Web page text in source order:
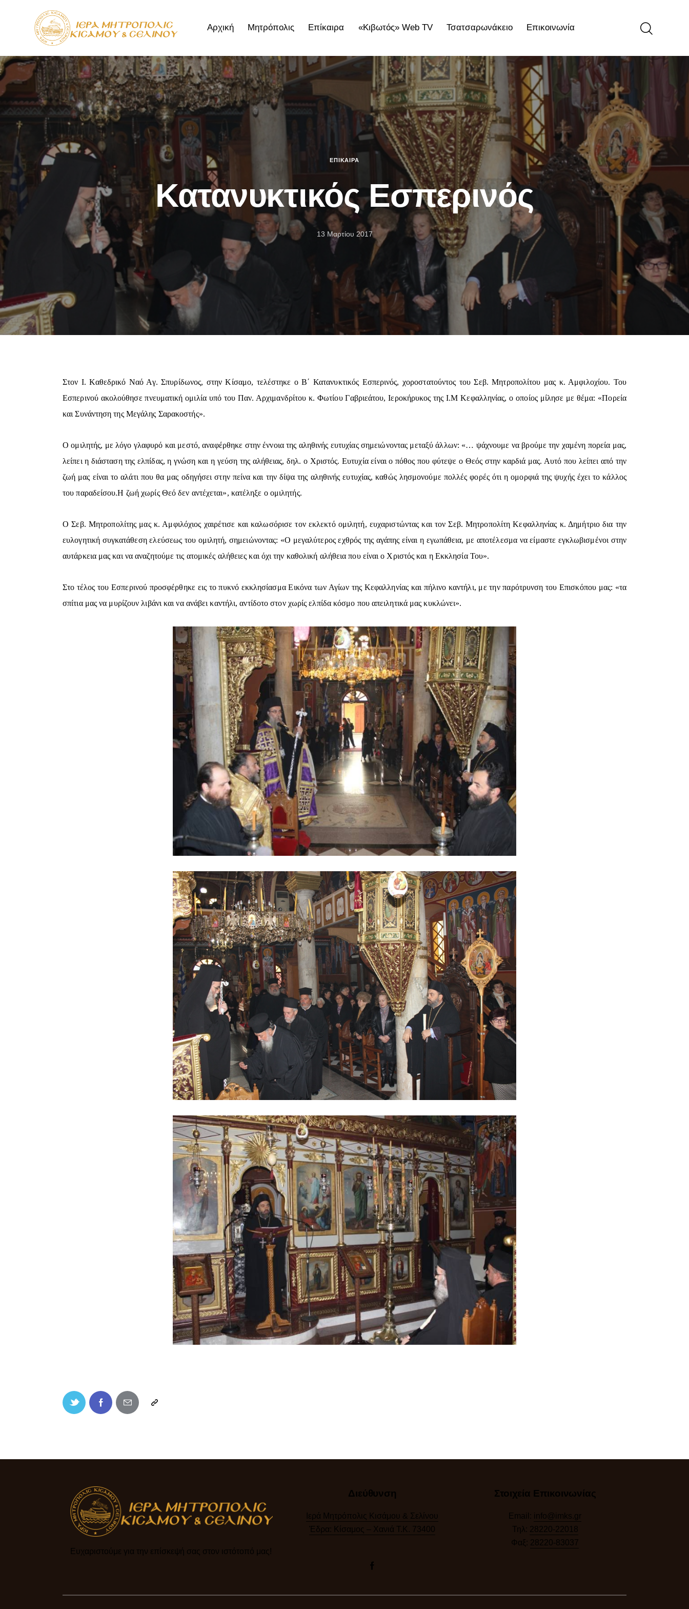
Αρχική Μητρόπολις Επίκαιρα «Κιβωτός» Web TV Τσατσαρωνάκειο Επικοινωνία
Αρχική Μητρόπολις Επίκαιρα «Κιβωτός» Web TV Τσατσαρωνάκειο Επικοινωνία
ΕΠΊΚΑΙΡΑ
Κατανυκτικός Εσπερινός
13 Μαρτίου 2017
Στον Ι. Καθεδρικό Ναό Αγ. Σπυρίδωνος, στην Κίσαμο, τελέστηκε ο Β΄ Κατανυκτικός Εσπερινός, χοροστατούντος του Σεβ. Μητροπολίτου μας κ. Αμφιλοχίου. Του
Εσπερινού ακολούθησε πνευματική ομιλία υπό του Παν. Αρχιμανδρίτου κ. Φωτίου Γαβριεάτου, Ιεροκήρυκος της Ι.Μ Κεφαλληνίας, ο οποίος μίλησε με θέμα: «Πορεία
και Συνάντηση της Μεγάλης Σαρακοστής».
Ο ομιλητής, με λόγο γλαφυρό και μεστό, αναφέρθηκε στην έννοια της αληθινής ευτυχίας σημειώνοντας μεταξύ άλλων: «… ψάχνουμε να βρούμε την χαμένη πορεία μας,
λείπει η διάσταση της ελπίδας, η γνώση και η γεύση της αλήθειας, δηλ. ο Χριστός. Ευτυχία είναι ο πόθος που φύτεψε ο Θεός στην καρδιά μας. Αυτό που λείπει από την
ζωή μας είναι το αλάτι που θα μας οδηγήσει στην πείνα και την δίψα της αληθινής ευτυχίας, καθώς λησμονούμε πολλές φορές ότι η ομορφιά της ψυχής έχει το κάλλος
του παραδείσου.Η ζωή χωρίς Θεό δεν αντέχεται», κατέληξε ο ομιλητής.
Ο Σεβ. Μητροπολίτης μας κ. Αμφιλόχιος χαιρέτισε και καλωσόρισε τον εκλεκτό ομιλητή, ευχαριστώντας και τον Σεβ. Μητροπολίτη Κεφαλληνίας κ. Δημήτριο δια την
ευλογητική συγκατάθεση ελεύσεως του ομιλητή, σημειώνοντας: «Ο μεγαλύτερος εχθρός της αγάπης είναι η εγωπάθεια, με αποτέλεσμα να είμαστε εγκλωβισμένοι στην
αυτάρκεια μας και να αναζητούμε τις ατομικές αλήθειες και όχι την καθολική αλήθεια που είναι ο Χριστός και η Εκκλησία Του».
Στο τέλος του Εσπερινού προσφέρθηκε εις το πυκνό εκκλησίασμα Εικόνα των Αγίων της Κεφαλληνίας και πήλινο καντήλι, με την παρότρυνση του Επισκόπου μας: «τα
σπίτια μας να μυρίζουν λιβάνι και να ανάβει καντήλι, αντίδοτο στον χωρίς ελπίδα κόσμο που απειλητικά μας κυκλώνει».
Ευχαριστούμε για την επίσκεψή σας στον ιστότοπό μας!​
Διεύθυνση
Ιερά Μητρόπολις Κισάμου & Σελίνου
Έδρα: Κίσαμος – Χανιά Τ.Κ. 73400
Στοιχεία Επικοινωνίας
Email: info@imks.gr
Τηλ: 28220-22018
Φαξ: 28220-83037